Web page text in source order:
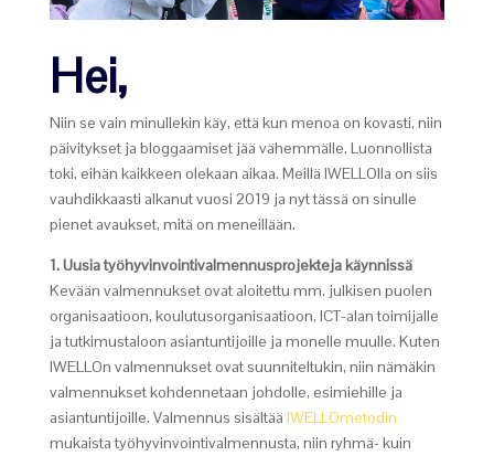
Hei,
Niin se vain minullekin käy, että kun menoa on kovasti, niin
päivitykset ja bloggaamiset jää vähemmälle. Luonnollista
toki, eihän kaikkeen olekaan aikaa. Meillä IWELLOlla on siis
vauhdikkaasti alkanut vuosi 2019 ja nyt tässä on sinulle
pienet avaukset, mitä on meneillään.
1. Uusia työhyvinvointivalmennusprojekteja käynnissä
Kevään valmennukset ovat aloitettu mm. julkisen puolen
organisaatioon, koulutusorganisaatioon, ICT-alan toimijalle
ja tutkimustaloon asiantuntijoille ja monelle muulle. Kuten
IWELLOn valmennukset ovat suunniteltukin, niin nämäkin
valmennukset kohdennetaan johdolle, esimiehille ja
asiantuntijoille. Valmennus sisältää IWELLOmetodin
mukaista työhyvinvointivalmennusta, niin ryhmä- kuin